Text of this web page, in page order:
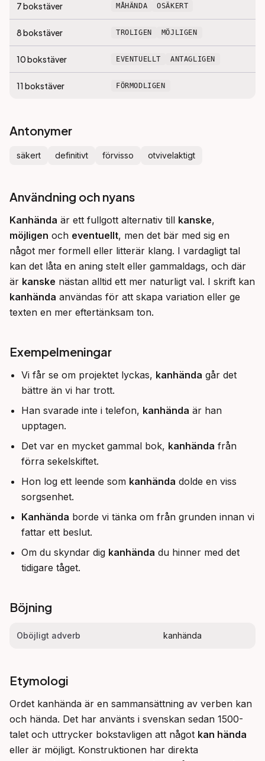
7bokstäver MÅHÄNDA OSÄKERT
8bokstäver TROLIGEN MÖJLIGEN
10bokstäver EVENTUELLT ANTAGLIGEN
11 bokstäver FÖRMODLIGEN
Antonymer
säkert definitivt förvisso otvivelaktigt
Användning och nyans
Kanhända är ett fullgott alternativ till kanske
möjligen och eventuellt, men det bär med sig en
något mer formell eller litterär klang. I vardagligt tal
kan det låta en aning stelt eller gammaldags, och där
är kanske
kanhända användas för att skapa variation eller ge
texten en mer eftertänksam ton.
Exempelmeningar
Vi får se om projektet lyckas, kanhända går det
bättre än vi har trott.
Han svarade inte i telefon, kanhända är han
upptagen.
Det var en mycket gammal bok, kanhända från
förra sekelskiftet.
Hon log ett leende som kanhända dolde en viss
sorgsenhet.
Kanhända borde vi tänka om från grunden innan vi
fattar ett beslut.
Om du skyndar dig kanhända du hinner med det
tidigare tåget.
Böjning
Oböjligt adverb kanhända
Etymologi
Ordet kanhända är en sammansättning av verben kan
och hända. Det har använts i svenskan sedan 1500-
talet och uttrycker bokstavligen att något kan hända
eller är möjligt. Konstruktionen har direkta